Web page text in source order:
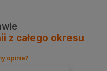
z całego okresu
opinie?